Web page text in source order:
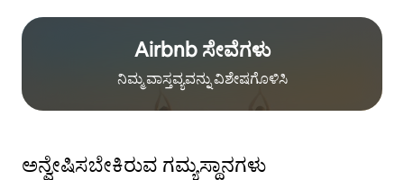
Airbnb ಸೇವೆಗಳು
ನಿಮ್ಮ ವಾಸ್ತವ್ಯವನ್ನು ವಿಶೇಷಗೊಳಿಸಿ
ಅನ್ವೇಷಿಸಬೇಕಿರುವ ಗಮ್ಯಸ್ಥಾನಗಳು